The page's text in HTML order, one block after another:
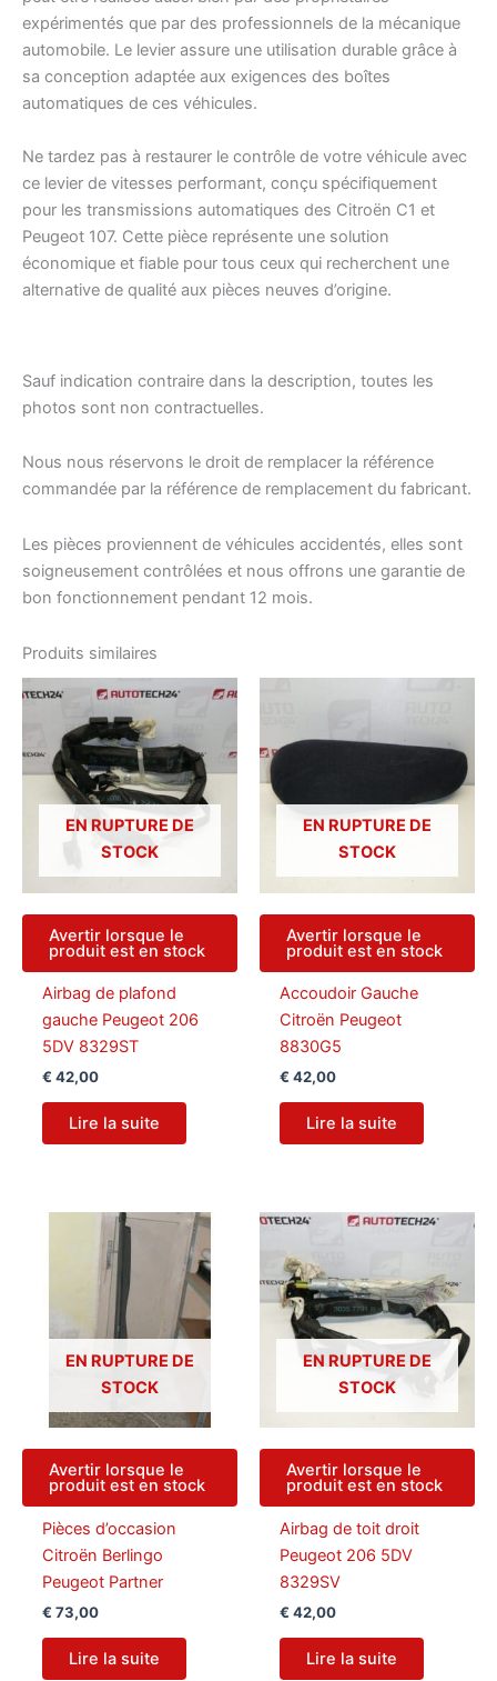
expérimentés que par des professionnels de la mécanique
automobile. Le levier assure une utilisation durable grâce à
sa conception adaptée aux exigences des boîtes
automatiques de ces véhicules.
Ne tardez pas à restaurer le contrôle de votre véhicule avec
ce levier de vitesses performant, conçu spécifiquement
pour les transmissions automatiques des Citroën C1 et
Peugeot 107. Cette pièce représente une solution
économique et fiable pour tous ceux qui recherchent une
alternative de qualité aux pièces neuves d’origine.
Sauf indication contraire dans la description, toutes les
photos sont non contractuelles.
Nous nous réservons le droit de remplacer la référence
commandée par la référence de remplacement du fabricant.
Les pièces proviennent de véhicules accidentés, elles sont
soigneusement contrôlées et nous offrons une garantie de
bon fonctionnement pendant 12 mois.
Produits similaires
EN RUPTURE DE
STOCK
Avertir lorsque le
produit est en stock
Airbag de plafond
gauche Peugeot 206
5DV 8329ST
€ 42,00
Lire la suite
EN RUPTURE DE
STOCK
Avertir lorsque le
produit est en stock
Accoudoir Gauche
Citroën Peugeot
8830G5
€ 42,00
Lire la suite
EN RUPTURE DE
STOCK
Avertir lorsque le
produit est en stock
Pièces d’occasion
Citroën Berlingo
Peugeot Partner
€ 73,00
Lire la suite
EN RUPTURE DE
STOCK
Avertir lorsque le
produit est en stock
Airbag de toit droit
Peugeot 206 5DV
8329SV
€ 42,00
Lire la suite